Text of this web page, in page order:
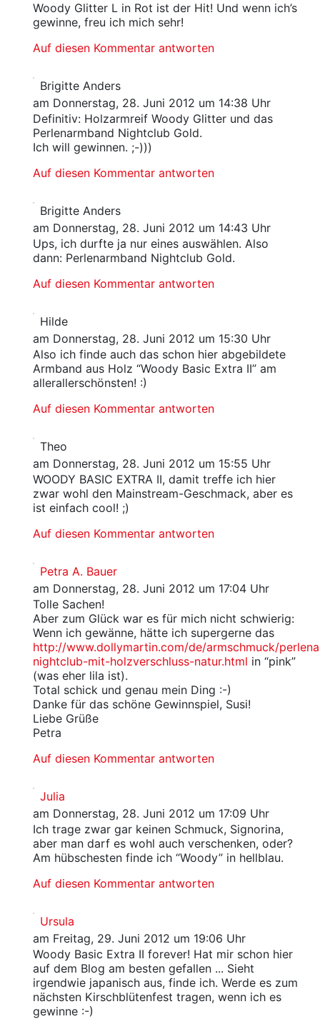
Woody Glitter L in Rot ist der Hit! Und wenn ich’s
gewinne, freu ich mich sehr!
Auf diesen Kommentar antworten
Brigitte Anders
am Donnerstag, 28. Juni 2012 um 14:38 Uhr
Definitiv: Holzarmreif Woody Glitter und das
Perlenarmband Nightclub Gold.
Ich will gewinnen. ;-)))
Auf diesen Kommentar antworten
Brigitte Anders
am Donnerstag, 28. Juni 2012 um 14:43 Uhr
Ups, ich durfte ja nur eines auswählen. Also
dann: Perlenarmband Nightclub Gold.
Auf diesen Kommentar antworten
Hilde
am Donnerstag, 28. Juni 2012 um 15:30 Uhr
Also ich finde auch das schon hier abgebildete
Armband aus Holz “Woody Basic Extra II” am
allerallerschönsten! :)
Auf diesen Kommentar antworten
Theo
am Donnerstag, 28. Juni 2012 um 15:55 Uhr
WOODY BASIC EXTRA II, damit treffe ich hier
zwar wohl den Mainstream-Geschmack, aber es
ist einfach cool! ;)
Auf diesen Kommentar antworten
Petra A. Bauer
am Donnerstag, 28. Juni 2012 um 17:04 Uhr
Tolle Sachen!
Aber zum Glück war es für mich nicht schwierig:
Wenn ich gewänne, hätte ich supergerne das
http://www.dollymartin.com/de/armschmuck/
nightclub-mit-holzverschluss-natur.html in “pink”
(was eher lila ist).
Total schick und genau mein Ding :-)
Danke für das schöne Gewinnspiel, Susi!
Liebe Grüße
Petra
Auf diesen Kommentar antworten
Julia
am Donnerstag, 28. Juni 2012 um 17:09 Uhr
Ich trage zwar gar keinen Schmuck, Signorina,
aber man darf es wohl auch verschenken, oder?
Am hübschesten finde ich “Woody” in hellblau.
Auf diesen Kommentar antworten
Ursula
am Freitag, 29. Juni 2012 um 19:06 Uhr
Woody Basic Extra II forever! Hat mir schon hier
auf dem Blog am besten gefallen ... Sieht
irgendwie japanisch aus, finde ich. Werde es zum
nächsten Kirschblütenfest tragen, wenn ich es
gewinne :-)